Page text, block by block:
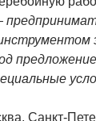
Санкт-